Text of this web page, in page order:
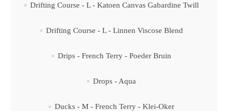
Drifting Course - L - Katoen Canvas Gabardine Twill
Drifting Course - L - Linnen Viscose Blend
Drips - French Terry - Poeder Bruin
Drops - Aqua
Ducks - M - French Terry - Klei-Oker